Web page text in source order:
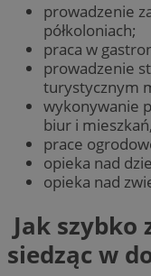
prowadzenie
półkoloniach;
praca w
prowadzenie
turystycznym
wykonywanie
biur i
prace
opieka nad
opieka nad
Jak szybko
siedząc w